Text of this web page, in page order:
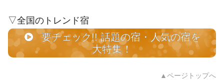
▽全国のトレンド宿
要チェック!! 話題の宿・人気の宿を
大特集！
▲ページトップへ